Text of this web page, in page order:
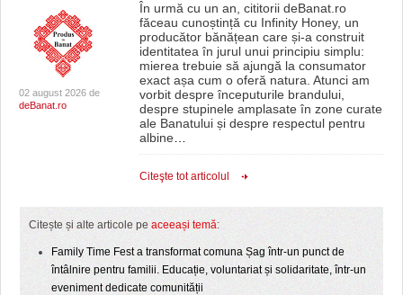
02 august 2026 de
deBanat.ro
În urmă cu un an, cititorii deBanat.ro
făceau cunoștință cu Infinity Honey, un
producător bănățean care și-a construit
identitatea în jurul unui principiu simplu:
mierea trebuie să ajungă la consumator
exact așa cum o oferă natura. Atunci am
vorbit despre începuturile brandului,
despre stupinele amplasate în zone curate
ale Banatului și despre respectul pentru
albine…
Citeşte tot articolul
Citește și alte articole pe aceeași temă:
Family Time Fest a transformat comuna Șag într-un punct de
întâlnire pentru familii. Educație, voluntariat și solidaritate, într-un
eveniment dedicate comunității